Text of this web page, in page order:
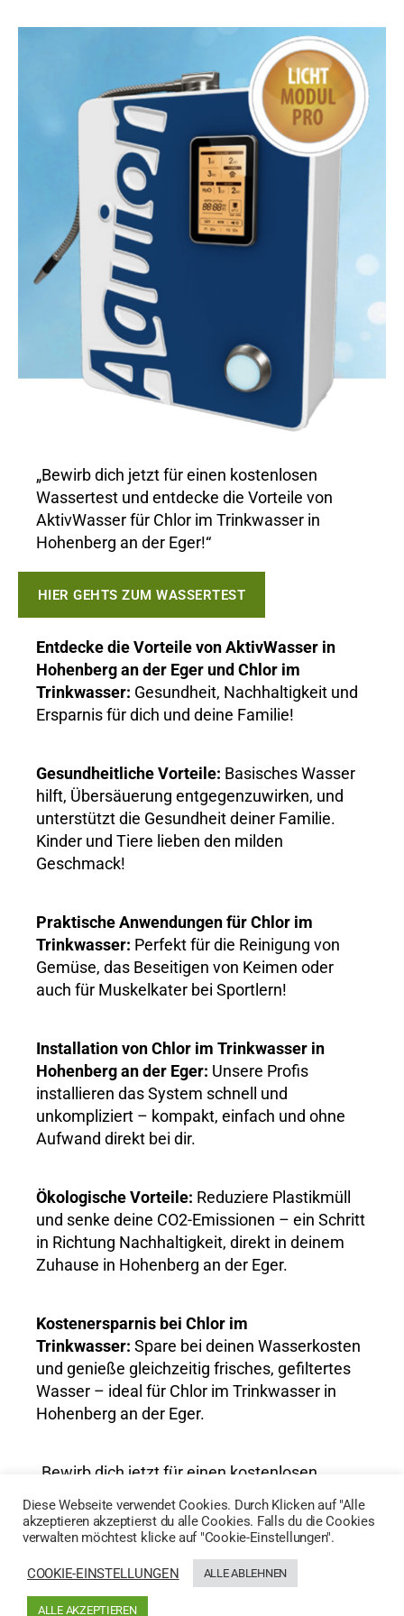
„Bewirb dich jetzt für einen kostenlosen
Wassertest und entdecke die Vorteile von
AktivWasser für Chlor im Trinkwasser in
Hohenberg an der Eger!“
HIER GEHTS ZUM WASSERTEST
Entdecke die Vorteile von AktivWasser in
Hohenberg an der Eger und Chlor im
Trinkwasser: Gesundheit, Nachhaltigkeit und
Ersparnis für dich und deine Familie!
Gesundheitliche Vorteile: Basisches Wasser
hilft, Übersäuerung entgegenzuwirken, und
unterstützt die Gesundheit deiner Familie.
Kinder und Tiere lieben den milden
Geschmack!
Praktische Anwendungen für Chlor im
Trinkwasser: Perfekt für die Reinigung von
Gemüse, das Beseitigen von Keimen oder
auch für Muskelkater bei Sportlern!
Installation von Chlor im Trinkwasser in
Hohenberg an der Eger: Unsere Profis
installieren das System schnell und
unkompliziert – kompakt, einfach und ohne
Aufwand direkt bei dir.
Ökologische Vorteile: Reduziere Plastikmüll
und senke deine CO2-Emissionen – ein Schritt
in Richtung Nachhaltigkeit, direkt in deinem
Zuhause in Hohenberg an der Eger.
Kostenersparnis bei Chlor im
Trinkwasser: Spare bei deinen Wasserkosten
und genieße gleichzeitig frisches, gefiltertes
Wasser – ideal für Chlor im Trinkwasser in
Hohenberg an der Eger.
„Bewirb dich jetzt für einen kostenlosen
Wassertest und entdecke die Vorteile von
AktivWasser für Chlor im Trinkwasser in
Hohenberg an der Eger!“
HIER GEHTS ZUM WASSERTEST
Diese Webseite verwendet Cookies. Durch Klicken auf "Alle
akzeptieren akzeptierst du alle Cookies. Falls du die Cookies
verwalten möchtest klicke auf "Cookie-Einstellungen".
COOKIE-EINSTELLUNGEN ALLE ABLEHNEN
ALLE AKZEPTIEREN